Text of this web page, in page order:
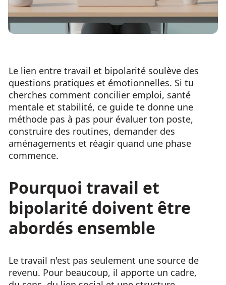
Le lien entre travail et bipolarité soulève des
questions pratiques et émotionnelles. Si tu
cherches comment concilier emploi, santé
mentale et stabilité, ce guide te donne une
méthode pas à pas pour évaluer ton poste,
construire des routines, demander des
aménagements et réagir quand une phase
commence.
Pourquoi travail et
bipolarité doivent être
abordés ensemble
Le travail n'est pas seulement une source de
revenu. Pour beaucoup, il apporte un cadre,